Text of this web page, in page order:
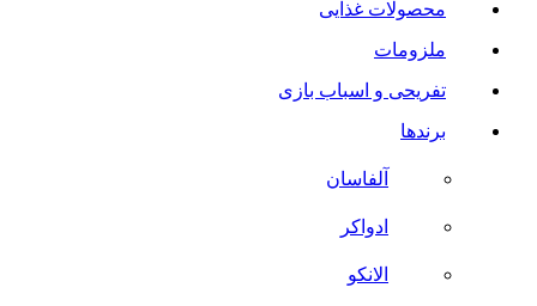
محصولات غذایی
ملزومات
تفریحی و اسباب بازی
برندها
آلفاسان
ادواکر
الانکو